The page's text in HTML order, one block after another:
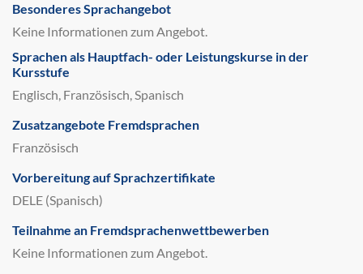
Besonderes Sprachangebot
Keine Informationen zum Angebot.
Sprachen als Hauptfach- oder Leistungskurse in der
Kursstufe
Englisch, Französisch, Spanisch
Zusatzangebote Fremdsprachen
Französisch
Vorbereitung auf Sprachzertifikate
DELE (Spanisch)
Teilnahme an Fremdsprachenwettbewerben
Keine Informationen zum Angebot.